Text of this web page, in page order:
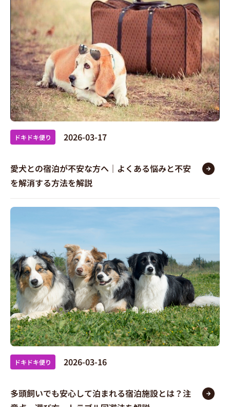
ドキドキ便り 2026-03-17
愛犬との宿泊が不安な方へ｜よくある悩みと不安
を解消する方法を解説
ドキドキ便り 2026-03-16
多頭飼いでも安心して泊まれる宿泊施設とは？注